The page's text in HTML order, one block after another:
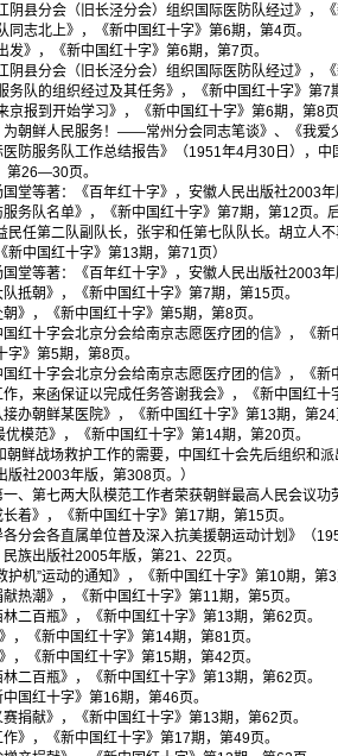
阴县分会（旧长泾分会）组织国际医防队经过》，
同志北上》，《新中国红十字》第6期，第4页。
发》，《新中国红十字》第6期，第7页。
阴县分会（旧长泾分会）组织国际医防队经过》，
务队的组织经过及其任务》，《新中国红十字》第7
京报到开始学习》，《新中国红十字》第6期，第8页
朝鲜人民服务！——常州分会同志笔谈》、《我爱
医防服务队工作总结报告》（1951年4月30日），
第26—30页。
堂等著：《百年红十字》，安徽人民出版社2003年
务队名单》，《新中国红十字》第7期，第12页。
民任第二队副队长，张宇和任第七队队长。胡立人
新中国红十字》第13期，第71页）
堂等著：《百年红十字》，安徽人民出版社2003年
抵朝》，《新中国红十字》第7期，第15页。
》，《新中国红十字》第5期，第8页。
红十字会北京分会给南京志愿医疗团的信》，《
》第5期，第8页。
红十字会北京分会给南京志愿医疗团的信》，《新
，来函保证以完成任务答谢我会》，《新中国红十
办朝鲜某医院》，《新中国红十字》第13期，第24
模范》，《新中国红十字》第14期，第20页。
朝鲜战场救护工作的需要，中国红十会先后组织和
版社2003年版，第308页。）
、第七两大队模范工作者荣获朝鲜最高人民会议功
着》，《新中国红十字》第17期，第15页。
分会各直属单位普及深入抗美援朝运动计划》（
族出版社2005年版，第21、22页。
护机”运动的通知》，《新中国红十字》第10期，第3
热潮》，《新中国红十字》第11期，第5页。
二百瓶》，《新中国红十字》第13期，第62页。
，《新中国红十字》第14期，第81页。
，《新中国红十字》第15期，第42页。
二百瓶》，《新中国红十字》第13期，第62页。
国红十字》第16期，第46页。
捐献》，《新中国红十字》第13期，第62页。
》，《新中国红十字》第17期，第49页。